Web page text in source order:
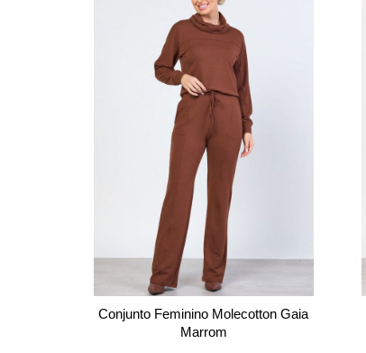
Conjunto Feminino Molecotton Gaia
Marrom